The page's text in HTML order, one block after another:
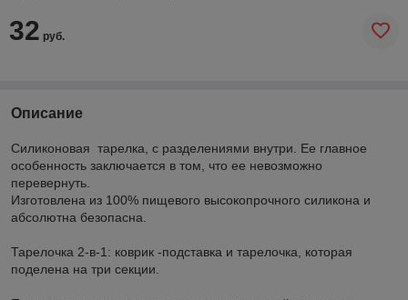
32 руб.
Описание
Силиконовая тарелка, с разделениями внутри. Ее главное
особенность заключается в том, что ее невозможно
перевернуть.
Изготовлена из 100% пищевого высокопрочного силикона и
абсолютна безопасна.
Тарелочка 2-в-1: коврик -подставка и тарелочка, которая
поделена на три секции.